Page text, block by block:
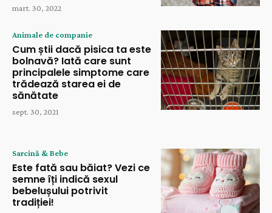
mart. 30, 2022
Animale de companie
Cum știi dacă pisica ta este
bolnavă? Iată care sunt
principalele simptome care
trădează starea ei de
sănătate
sept. 30, 2021
Sarcină & Bebe
Este fată sau băiat? Vezi ce
semne îți indică sexul
bebelușului potrivit
tradiției!